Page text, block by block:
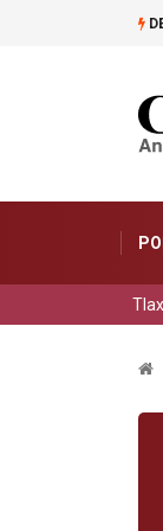
caer en una cisterna